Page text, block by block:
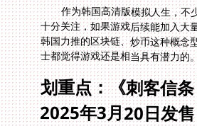
作为韩国高清版模拟人生，不
十分关注，如果游戏后续能加
韩国力推的区块链、炒币这种概
士都觉得游戏还是相当具有潜力的
划重点：《刺客信
2025年3月20日发售